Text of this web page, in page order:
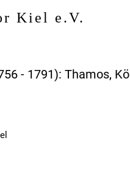
Kiel e.V.
- 1791): Thamos,